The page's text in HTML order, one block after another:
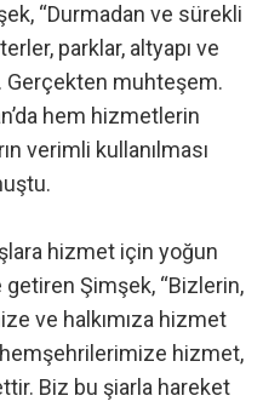
“Durmadan ve sürekli
parklar, altyapı ve
Gerçekten muhteşem.
hem hizmetlerin
verimli kullanılması
hizmet için yoğun
Şimşek, “Bizlerin,
ve halkımıza hizmet
hizmet,
Biz bu şiarla hareket